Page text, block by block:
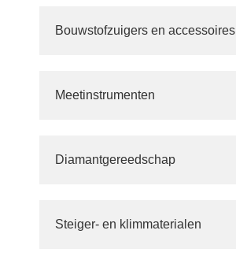
Bouwstofzuigers en accessoires
Meetinstrumenten
Diamantgereedschap
Steiger- en klimmaterialen